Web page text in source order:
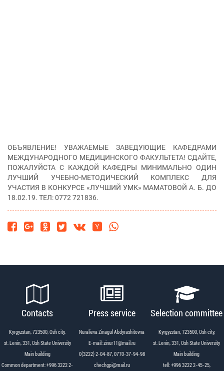
ОБЪЯВЛЕНИЕ! УВАЖАЕМЫЕ ЗАВЕДУЮЩИЕ КАФЕДРАМИ
МЕЖДУНАРОДНОГО МЕДИЦИНСКОГО ФАКУЛЬТЕТА! СДАЙТЕ,
ПОЖАЛУЙСТА С КАЖДОЙ КАФЕДРЫ МИНИМАЛЬНО ОДИН
ЛУЧШИЙ УЧЕБНО-МЕТОДИЧЕСКИЙ КОМПЛЕКС ДЛЯ
УЧАСТИЯ В КОНКУРСЕ «ЛУЧШИЙ УМК» МАМАТОВОЙ А. Б. ДО
18.02.19. ТЕЛ: 0772 721836.
Contacts
Kyrgyzstan, 723500, Osh city,
st. Lenin, 331, Osh State University
Main building
Common department: +996 3222 2-
Press service
Nuralieva Zinagul Abdyrashitovna
Е-mail: zinur11@mail.ru
0(3222) 2-04-87, 0770-37-94-98
chechgpi@mail.ru
Selection committee
Kyrgyzstan, 723500, Osh city,
st. Lenin, 331, Osh State University
Main building
tell: +996 3222 2-45-25,